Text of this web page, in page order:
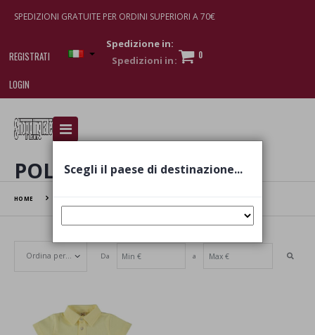
SPEDIZIONI GRATUITE PER ORDINI SUPERIORI A 70€
REGISTRATI
LOGIN
Spedizione in:
0
I am doing used car sales, in order to show my
various brand-name watches, which of course are
POLO
HOME
Set Ascending Direction
Da a
Scegli il paese di destinazione...